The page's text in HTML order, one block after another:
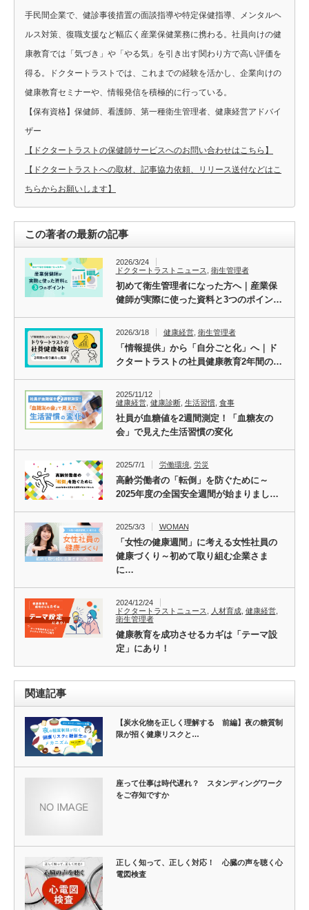
手民間企業で、健診事後措置の面談指導や特定保健指導、メンタルヘ
ルス対策、復職支援など幅広く産業保健業務に携わる。社員向けの健
康教育では「気づき」や「やる気」を引き出す関わり方で高い評価を
得る。ドクタートラストでは、これまでの経験を活かし、企業向けの
健康教育セミナーや、情報発信を積極的に行っている。
【保有資格】保健師、看護師、第一種衛生管理者、健康経営アドバイ
ザー
【ドクタートラストの保健師サービスへのお問い合わせはこちら】
【ドクタートラストへの取材、記事協力依頼、リリース送付などはこ
ちらからお願いします】
この著者の最新の記事
2026/3/24
ドクタートラストニュース
衛生管理者
初めて衛生管理者になった方へ｜産業保
健師が実際に使った資料と3つのポイン…
2026/3/18 健康経営, 衛生管理者
「情報提供」から「自分ごと化」へ｜ド
クタートラストの社員健康教育2年間の…
2025/11/12
健康経営, 健康診断, 生活習慣, 食事
社員が血糖値を2週間測定！「血糖友の
会」で見えた生活習慣の変化
2025/7/1 労働環境 労災
高齢労働者の「転倒」を防ぐために～
2025年度の全国安全週間が始まりまし…
2025/3/3 WOMAN
「女性の健康週間」に考える女性社員の
健康づくり～初めて取り組む企業さま
に…
2024/12/24
ドクタートラストニュース
人材育成, 健康経営,
衛生管理者
健康教育を成功させるカギは「テーマ設
定」にあり！
関連記事
【炭水化物を正しく理解する 前編】夜の糖質制
限が招く健康リスクと…
座って仕事は時代遅れ？ スタンディングワーク
をご存知ですか
正しく知って、正しく対応！ 心臓の声を聴く心
電図検査